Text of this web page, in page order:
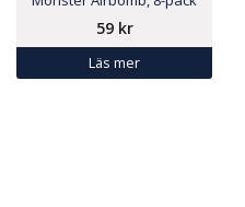
59 kr
Läs mer